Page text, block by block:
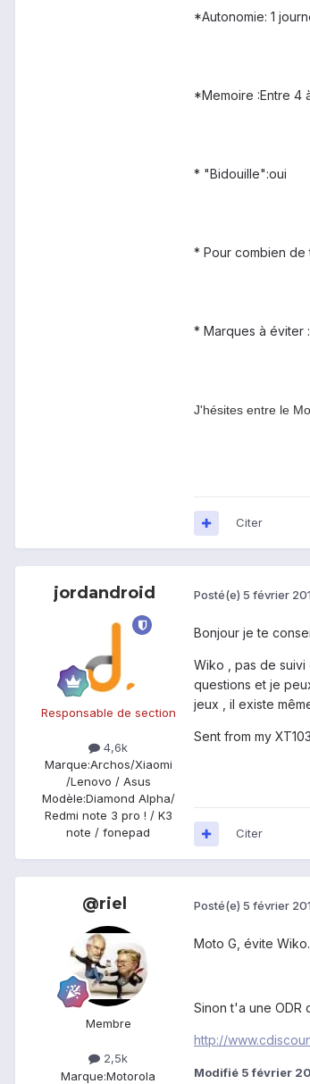
*Autonomie: 1
*Memoire :Entre 4
* "Bidouille":oui
* Pour combien de
* Marques à éviter
J'hésites entre le
Citer
jordandroid
Responsable de section
4,6k
Marque:Archos/Xiaomi
/Lenovo / Asus
Modèle:Diamond Alpha/
Redmi note 3 pro ! / K3
note / fonepad
Posté(e) 5 février
Bonjour je te
Wiko , pas de
questions et je
jeux , il existe
Sent from my
Citer
@riel
Membre
2,5k
Marque:Motorola
Posté(e) 5 février
Moto G, évite Wiko.
Sinon t'a une ODR
http://
Modifié 5 février